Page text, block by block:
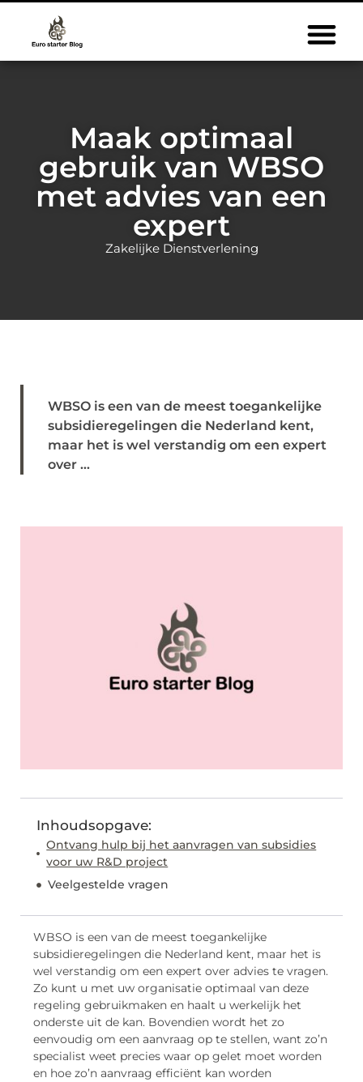
Maak optimaal
gebruik van WBSO
met advies van een
expert
Zakelijke Dienstverlening
WBSO is een van de meest toegankelijke
subsidieregelingen die Nederland kent,
maar het is wel verstandig om een expert
over ...
Inhoudsopgave:
Ontvang hulp bij het aanvragen van subsidies
voor uw R&D project
Veelgestelde vragen
WBSO is een van de meest toegankelijke
subsidieregelingen die Nederland kent, maar het is
wel verstandig om een expert over advies te vragen.
Zo kunt u met uw organisatie optimaal van deze
regeling gebruikmaken en haalt u werkelijk het
onderste uit de kan. Bovendien wordt het zo
eenvoudig om een aanvraag op te stellen, want zo’n
specialist weet precies waar op gelet moet worden
en hoe zo’n aanvraag efficiënt kan worden